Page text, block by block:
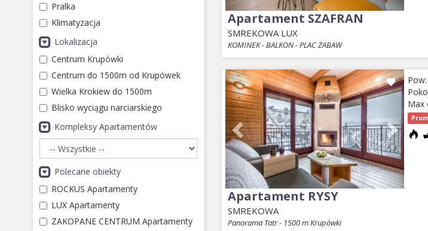
Pralka
Klimatyzacja
Lokalizacja
Centrum Krupówki
Centrum do 1500m od Krupówek
Wielka Krokiew do 1500m
Blisko wyciągu narciarskiego
Kompleksy Apartamentów
Polecane obiekty
ROCKUS Apartamenty
LUX Apartamenty
ZAKOPANE CENTRUM Apartamenty
Apartament SZAFRAN
SMREKOWA LUX
KOMINEK - BALKON - PLAC ZABAW
Previous Next
Max
Apartament RYSY
SMREKOWA
Panorama Tatr - 1500 m Krupówki